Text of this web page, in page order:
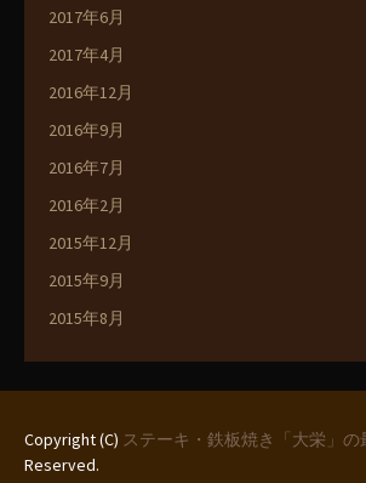
2017年6月
2017年4月
2016年12月
2016年9月
2016年7月
2016年2月
2015年12月
2015年9月
2015年8月
Copyright (C) ステーキ・鉄板焼き「大栄」の
Reserved.